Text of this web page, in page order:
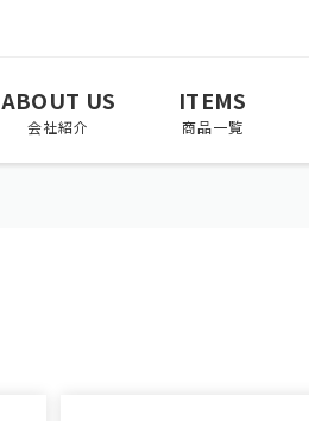
会社紹介
ABOUT US
商品一覧
ITEMS